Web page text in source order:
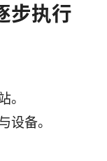
步执行
。
设备。